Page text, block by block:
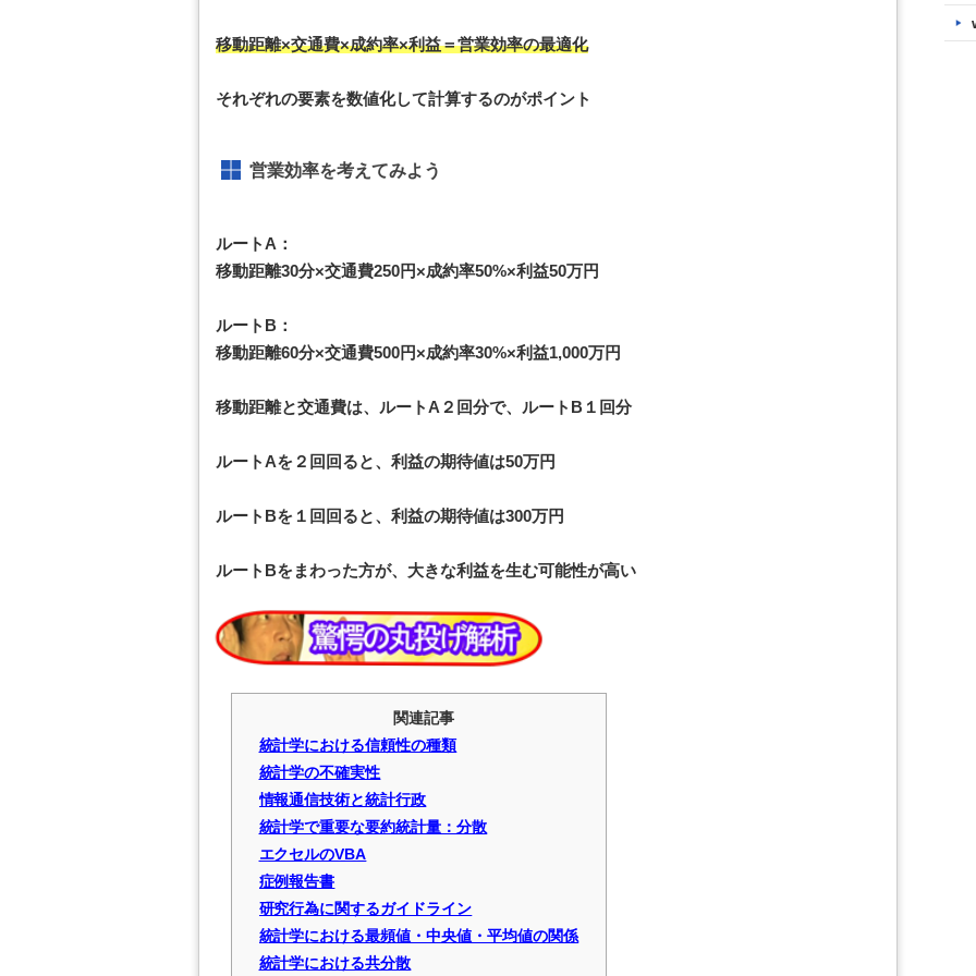
移動距離×交通費×成約率×利益＝営業効率の最適化
それぞれの要素を数値化して計算するのがポイント
営業効率を考えてみよう
ルートA：
移動距離30分×交通費250円×成約率50%×利益50万円
ルートB：
移動距離60分×交通費500円×成約率30%×利益1,000万円
移動距離と交通費は、ルートA２回分で、ルートB１回分
ルートAを２回回ると、利益の期待値は50万円
ルートBを１回回ると、利益の期待値は300万円
ルートBをまわった方が、大きな利益を生む可能性が高い
関連記事
統計学における信頼性の種類
統計学の不確実性
情報通信技術と統計行政
統計学で重要な要約統計量：分散
エクセルのVBA
症例報告書
研究行為に関するガイドライン
統計学における最頻値・中央値・平均値の関係
統計学における共分散